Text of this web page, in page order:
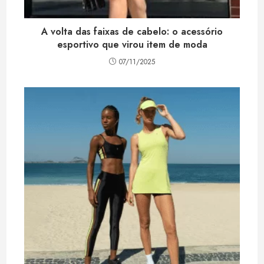
A volta das faixas de cabelo: o acessório
esportivo que virou item de moda
07/11/2025